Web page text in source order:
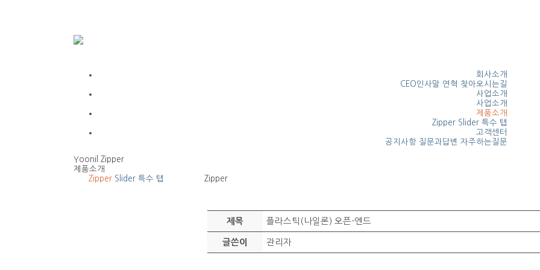
회사소개
CEO인사말 연혁 찾아오시는길
사업소개
사업소개
제품소개
Zipper Slider 특수 탭
고객센터
공지사항 질문과답변 자주하는질문
Yoonil Zipper
제품소개
Zipper Slider 특수 탭 Zipper
제목 플라스틱(나일론) 오픈-엔드
글쓴이 관리자